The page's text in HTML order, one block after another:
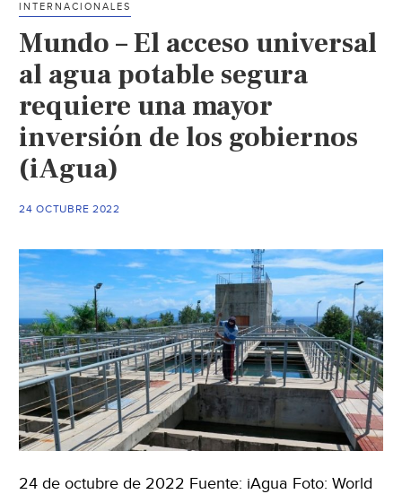
la
COP27
reconozca
los
beneficios
agua
frente
al
cambio
climático
(Notimérica)
INTERNACIONALES
Mundo – El acceso universal
al agua potable segura
requiere una mayor
inversión de los gobiernos
(iAgua)
24 OCTUBRE 2022
24 de octubre de 2022 Fuente: iAgua Foto: World